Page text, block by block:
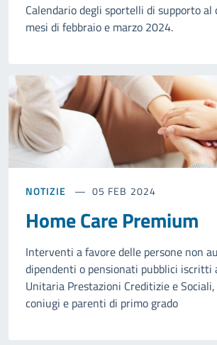
Calendario degli sportelli di supporto
mesi di febbraio e marzo 2024.
NOTIZIE 05 FEB 2024
Home Care Premium
Interventi a favore delle persone non
dipendenti o pensionati pubblici iscritti
Unitaria Prestazioni Creditizie e
coniugi e parenti di primo grado